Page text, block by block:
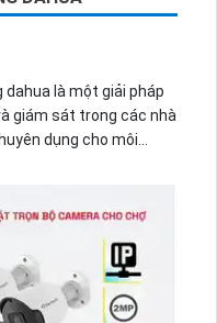
là một giải pháp
giám sát trong các nhà
dụng cho môi
thu âm vượt trội.
đó giúp cải thiện khả
an ninh.
là một thương